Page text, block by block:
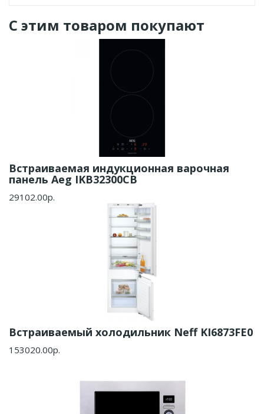
С этим товаром покупают
Встраиваемая индукционная варочная
панель Aeg IKB32300CB
29102.00р.
Встраиваемый холодильник Neff KI6873FE0
153020.00р.